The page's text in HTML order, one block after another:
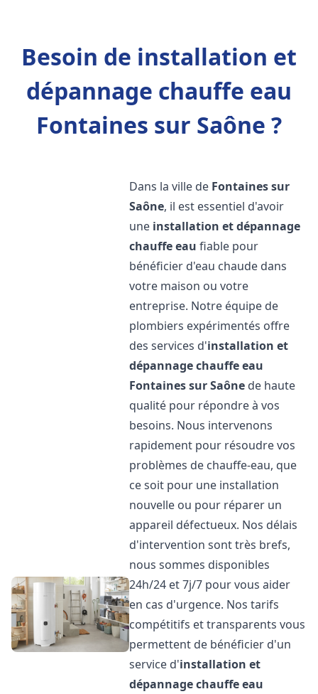
Besoin de installation et
dépannage chauffe eau
Fontaines sur Saône ?
Dans la ville de Fontaines sur
Saône, il est essentiel d'avoir
une installation et dépannage
chauffe eau fiable pour
bénéficier d'eau chaude dans
votre maison ou votre
entreprise. Notre équipe de
plombiers expérimentés offre
des services d'installation et
dépannage chauffe eau
Fontaines sur Saône de haute
qualité pour répondre à vos
besoins. Nous intervenons
rapidement pour résoudre vos
problèmes de chauffe-eau, que
ce soit pour une installation
nouvelle ou pour réparer un
appareil défectueux. Nos délais
d'intervention sont très brefs,
nous sommes disponibles
24h/24 et 7j/7 pour vous aider
en cas d'urgence. Nos tarifs
compétitifs et transparents vous
permettent de bénéficier d'un
service d'installation et
dépannage chauffe eau